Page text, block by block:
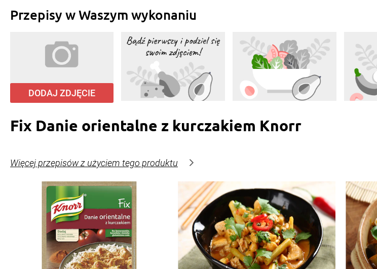
Przepisy w Waszym wykonaniu
DODAJ ZDJĘCIE
Fix Danie orientalne z kurczakiem Knorr
Więcej przepisów z użyciem tego produktu